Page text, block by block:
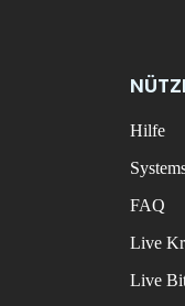
Hilfe
FAQ
Live
Live